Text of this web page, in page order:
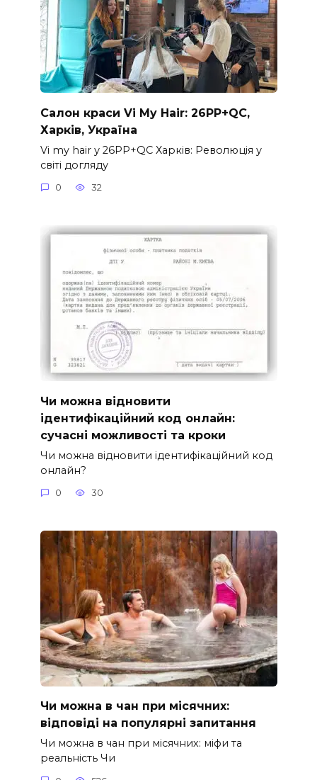
Салон краси Vi My Hair: 26PP+QC,
Харків, Україна
Vi my hair у 26PP+QC Харків: Революція у
світі догляду
0 32
Чи можна відновити
ідентифікаційний код онлайн:
сучасні можливості та кроки
Чи можна відновити ідентифікаційний код
онлайн?
0 30
Чи можна в чан при місячних:
відповіді на популярні запитання
Чи можна в чан при місячних: міфи та
реальність Чи